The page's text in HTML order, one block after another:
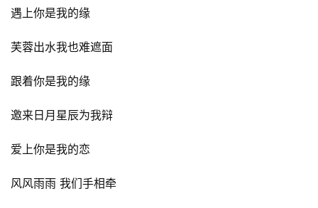
遇上你是我的缘
芙蓉出水我也难遮面
跟着你是我的缘
邀来日月星辰为我辩
爱上你是我的恋
风风雨雨 我们手相牵